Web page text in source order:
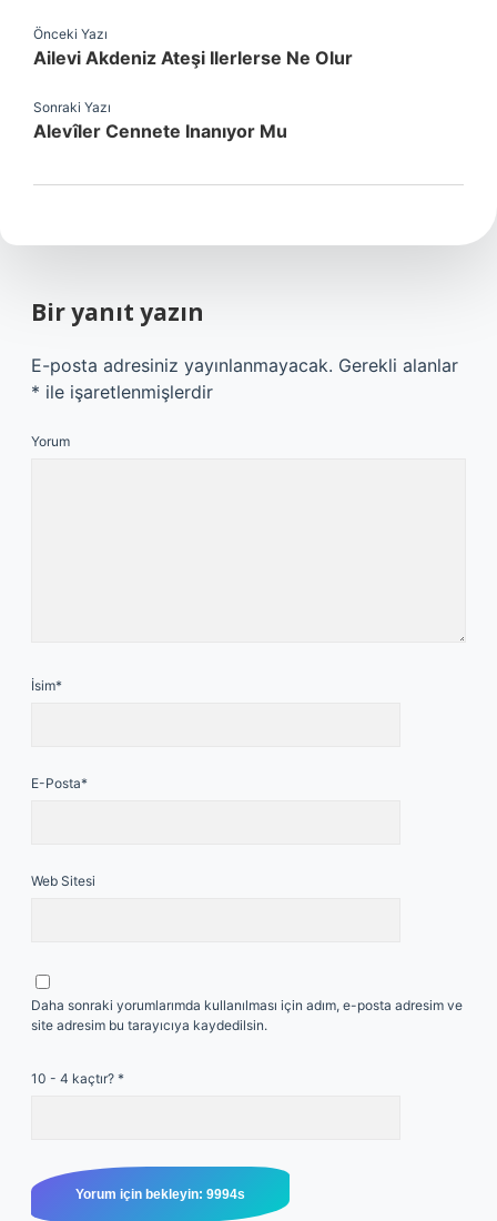
Önceki Yazı
Ailevi Akdeniz Ateşi Ilerlerse Ne Olur
Sonraki Yazı
Alevîler Cennete Inanıyor Mu
Bir yanıt yazın
E-posta adresiniz yayınlanmayacak. Gerekli alanlar
* ile işaretlenmişlerdir
Yorum
İsim*
E-Posta*
Web Sitesi
Daha sonraki yorumlarımda kullanılması için adım, e-posta adresim ve
site adresim bu tarayıcıya kaydedilsin.
10 - 4 kaçtır? *